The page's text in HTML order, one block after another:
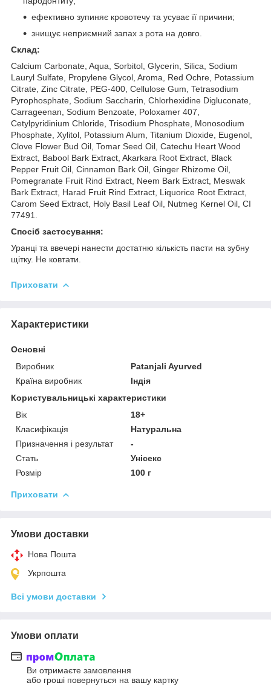
ефективно зупиняє кровотечу та усуває її причини;
знищує неприємний запах з рота на довго.
Склад:
Calcium Carbonate, Aqua, Sorbitol, Glycerin, Silica, Sodium
Lauryl Sulfate, Propylene Glycol, Aroma, Red Ochre, Potassium
Citrate, Zinc Citrate, PEG-400, Cellulose Gum, Tetrasodium
Pyrophosphate, Sodium Saccharin, Chlorhexidine Digluconate,
Carrageenan, Sodium Benzoate, Poloxamer 407,
Cetylpyridinium Chloride, Trisodium Phosphate, Monosodium
Phosphate, Xylitol, Potassium Alum, Titanium Dioxide, Eugenol,
Clove Flower Bud Oil, Tomar Seed Oil, Catechu Heart Wood
Extract, Babool Bark Extract, Akarkara Root Extract, Black
Pepper Fruit Oil, Cinnamon Bark Oil, Ginger Rhizome Oil,
Pomegranate Fruit Rind Extract, Neem Bark Extract, Meswak
Bark Extract, Harad Fruit Rind Extract, Liquorice Root Extract,
Carom Seed Extract, Holy Basil Leaf Oil, Nutmeg Kernel Oil, CI
77491.
Спосіб застосування:
Уранці та ввечері нанести достатню кількість пасти на зубну
щітку. Не ковтати.
Приховати
Характеристики
Основні
Виробник
Patanjali Ayurved
Країна виробник
Індія
Користувальницькі характеристики
Вік
18+
Класифікація
Натуральна
Призначення і результат
-
Стать
Унісекс
Розмір
100 г
Приховати
Умови доставки
Нова Пошта
Укрпошта
Всі умови доставки
Умови оплати
Ви отримаєте замовлення
або гроші повернуться на вашу картку